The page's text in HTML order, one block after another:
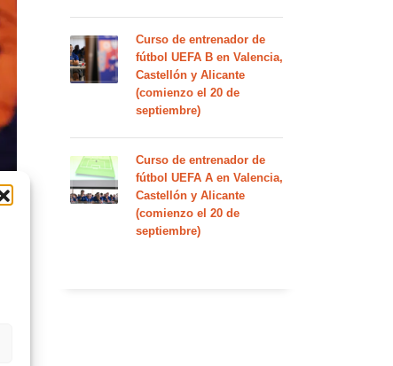
Curso de entrenador de
fútbol UEFA B en Valencia,
Castellón y Alicante
(comienzo el 20 de
septiembre)
Curso de entrenador de
fútbol UEFA A en Valencia,
Castellón y Alicante
(comienzo el 20 de
septiembre)